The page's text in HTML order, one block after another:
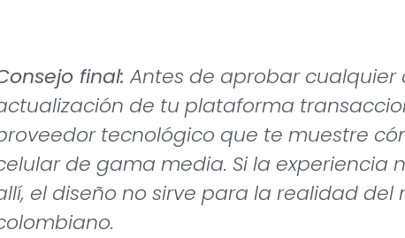
final: Antes de aprobar cualquier
de tu plataforma
tecnológico que te muestre
de gama media. Si la experiencia
el diseño no sirve para la realidad del